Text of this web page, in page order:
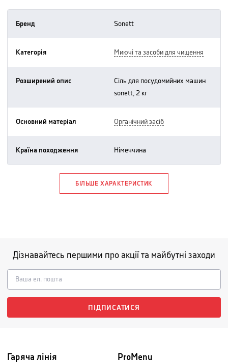
Бренд sonett
Категорія миючі та засоби для чищення
Розширений опис
сіль для посудомийних машин
sonett, 2 кг
Основний матеріал органічний засіб
Країна походження німеччина
БІЛЬШЕ ХАРАКТЕРИСТИК
Дізнавайтесь першими про акції та майбутні заходи
ПІДПИСАТИСЯ
Гаряча лінія ProMenu